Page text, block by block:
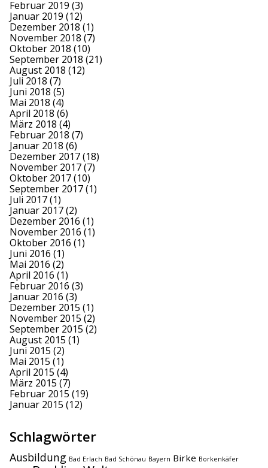
Februar 2019 (3)
Januar 2019 (12)
Dezember 2018 (1)
November 2018 (7)
Oktober 2018 (10)
September 2018 (21)
August 2018 (12)
Juli 2018 (7)
Juni 2018 (5)
Mai 2018 (4)
April 2018 (6)
März 2018 (4)
Februar 2018 (7)
Januar 2018 (6)
Dezember 2017(18)
November 2017(7)
Oktober 2017(10)
September 2017(1)
Juli 2017(1)
Januar 2017(2)
Dezember 2016 (1)
November 2016 (1)
Oktober 2016 (1)
Juni 2016 (1)
Mai 2016 (2)
April 2016 (1)
Februar 2016 (3)
Januar 2016 (3)
Dezember 2015 (1)
November 2015 (2)
September 2015 (2)
August 2015 (1)
Juni 2015 (2)
Mai 2015 (1)
April 2015 (4)
März 2015 (7)
Februar 2015 (19)
Januar 2015 (12)
Schlagwörter
Ausbildung Bad Erlach Bad Schönau Bayern Birke Borkenkäfer